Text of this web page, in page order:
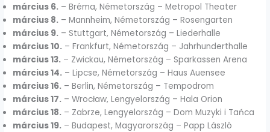
március 6. – Bréma, Németország – Metropol Theater
március 8. – Mannheim, Németország – Rosengarten
március 9. – Stuttgart, Németország – Liederhalle
március 10. – Frankfurt, Németország – Jahrhunderthalle
március 13. – Zwickau, Németország – Sparkassen Arena
március 14. – Lipcse, Németország – Haus Auensee
március 16. – Berlin, Németország – Tempodrom
március 17. – Wrocław, Lengyelország – Hala Orion
március 18. – Zabrze, Lengyelország – Dom Muzyki i Tańca
március 19. – Budapest, Magyarország – Papp László